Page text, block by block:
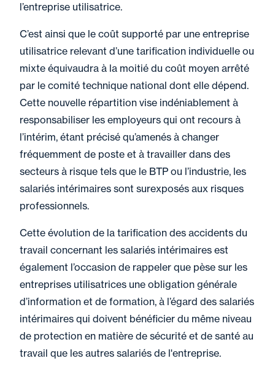
l’entreprise utilisatrice.
C’est ainsi que le coût supporté par une entreprise
utilisatrice relevant d’une tarification individuelle ou
mixte équivaudra à la moitié du coût moyen arrêté
par le comité technique national dont elle dépend.
Cette nouvelle répartition vise indéniablement à
responsabiliser les employeurs qui ont recours à
l’intérim, étant précisé qu’amenés à changer
fréquemment de poste et à travailler dans des
secteurs à risque tels que le BTP ou l’industrie, les
salariés intérimaires sont surexposés aux risques
professionnels.
Cette évolution de la tarification des accidents du
travail concernant les salariés intérimaires est
également l’occasion de rappeler que pèse sur les
entreprises utilisatrices une obligation générale
d’information et de formation, à l’égard des salariés
intérimaires qui doivent bénéficier du même niveau
de protection en matière de sécurité et de santé au
travail que les autres salariés de l'entreprise.